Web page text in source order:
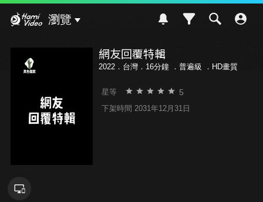
瀏覽
網友回覆特輯
2022．台灣．16分鐘 ． 普遍級 ．HD畫質
星等 5
下架時間 2031年12月31日